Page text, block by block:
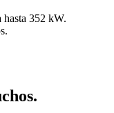
hasta 352 kW.